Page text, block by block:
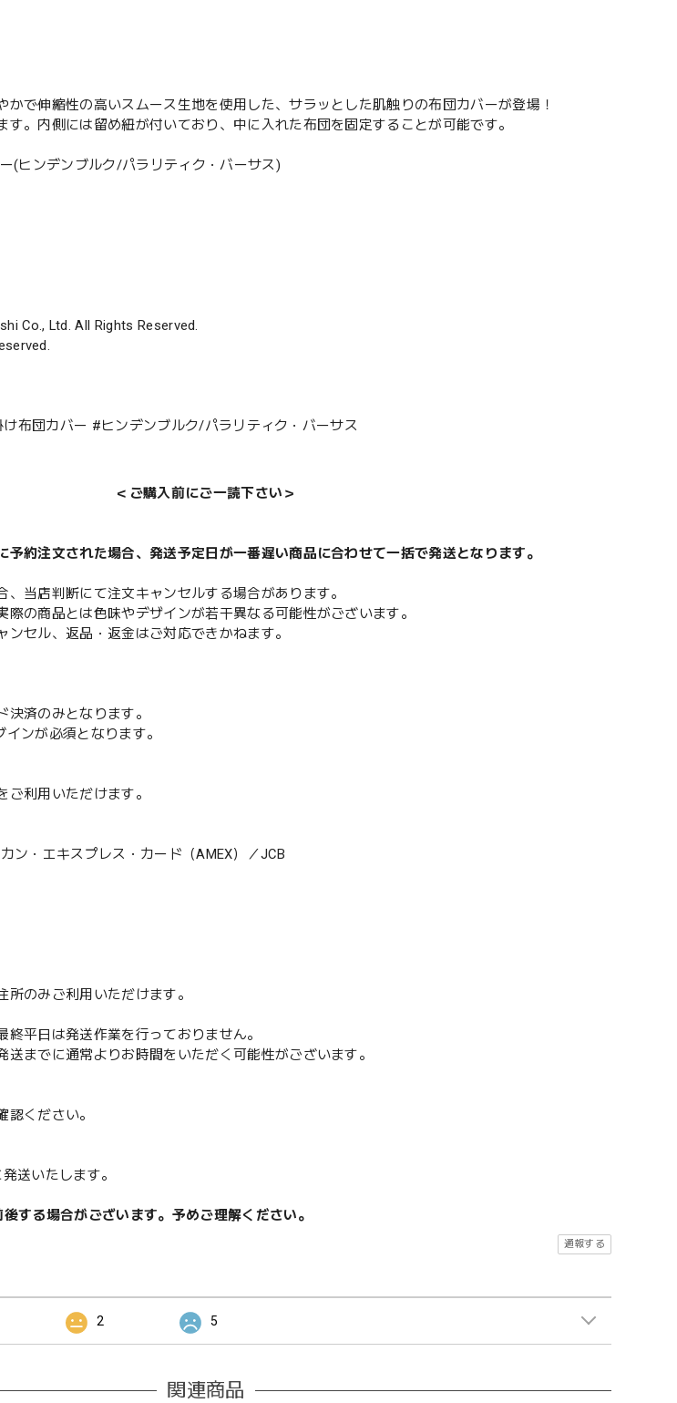
かで伸縮性の高いスムース生地を使用した、サラッとした肌触りの布団カバーが登場！
。内側には留め紐が付いており、中に入れた布団を固定することが可能です。
(ヒンデンブルク/パラリティク・バーサス)
Co., Ltd. All Rights Reserved.
布団カバー #ヒンデンブルク/パラリティク・バーサス
＜ご購入前にご一読下さい＞
予約注文された場合、発送予定日が一番遅い商品に合わせて一括で発送となります。
、当店判断にて注文キャンセルする場合があります。
際の商品とは色味やデザインが若干異なる可能性がございます。
ンセル、返品・返金はご対応できかねます。
決済のみとなります。
ンが必須となります。
ご利用いただけます。
・エキスプレス・カード（AMEX）／JCB
所のみご利用いただけます。
平日は発送作業を行っておりません。
までに通常よりお時間をいただく可能性がございます。
認ください。
送いたします。
する場合がございます。予めご理解ください。
通報する
2 5
関連商品